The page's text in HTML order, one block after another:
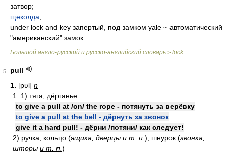
затвор;
щеколда;
under lock and key запертый, под замком yale ~ автоматический
"американский" замок
Большой англо-русский и русско-английский словарь > lock
5
pull
1. [pʋl] n
1. 1) тяга, дёрганье
to give a pull at /on/ the rope - потянуть за верёвку
to give a pull at the bell - дёрнуть за звонок
give it a hard pull! - дёрни /потяни/ как следует!
2) ручка, кольцо (ящика, дверцы и т. п. ); шнурок (звонка,
шторы и т. п. )